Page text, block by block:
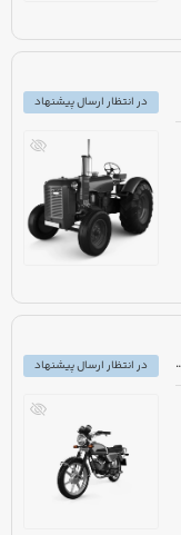
در انتظار ارسال پیشنهاد
رنگ خاکستری نوک مدادی
در انتظار ارسال پیشنهاد